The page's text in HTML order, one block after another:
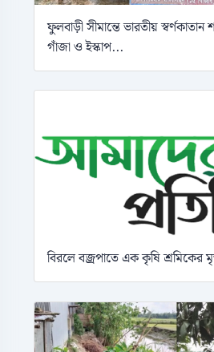
ফুলবাড়ী সীমান্তে ভারতীয়
গাঁজা ও ইস্কাপ...
বিরলে বজ্রপাতে এক কৃষি শ্রমিকের